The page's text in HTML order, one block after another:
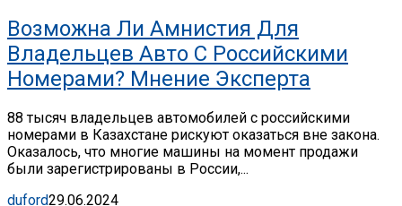
Возможна Ли Амнистия Для
Владельцев Авто С Российскими
Номерами? Мнение Эксперта
88 тысяч владельцев автомобилей с российскими
номерами в Казахстане рискуют оказаться вне закона.
Оказалось, что многие машины на момент продажи
были зарегистрированы в России,...
duford29.06.2024